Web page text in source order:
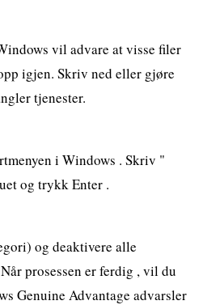
vil advare at visse filer
igjen. Skriv ned eller gjøre
tjenester.
i Windows . Skriv "
og trykk Enter .
og deaktivere alle
prosessen er ferdig , vil du
Genuine Advantage advarsler